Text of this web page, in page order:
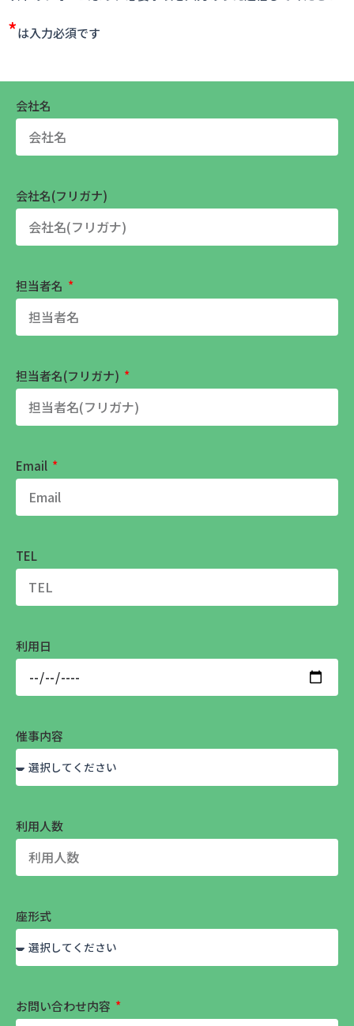
*は入力必須です
会社名
会社名(フリガナ)
担当者名
担当者名(フリガナ)
Email
TEL
利用日
催事内容
利用人数
座形式
お問い合わせ内容